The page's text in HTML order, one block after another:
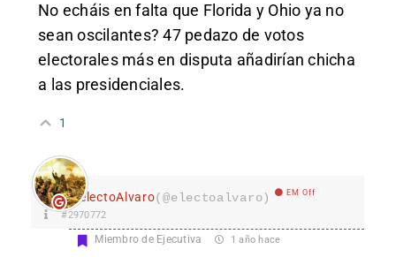
No echáis en falta que Florida y Ohio ya no
sean oscilantes? 47 pedazo de votos
electorales más en disputa añadirían chicha
a las presidenciales.
1
electoAlvaro(@electoalvaro) EM Off
#2970772
Miembro de Ejecutiva 1 año hace